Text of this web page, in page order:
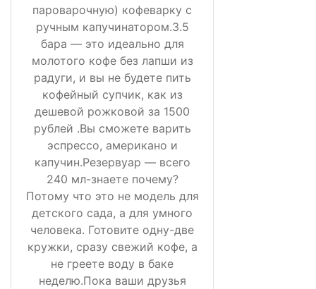
пароварочную) кофеварку с
ручным капучинатором.3.5
бара — это идеально для
молотого кофе без лапши из
радуги, и вы не будете пить
кофейный супчик, как из
дешевой рожковой за 1500
рублей .Вы сможете варить
эспрессо, американо и
капучин.Резервуар — всего
240 мл-знаете почему?
Потому что это не модель для
детского сада, а для умного
человека. Готовите одну-две
кружки, сразу свежий кофе, а
не греете воду в баке
неделю.Пока ваши друзья